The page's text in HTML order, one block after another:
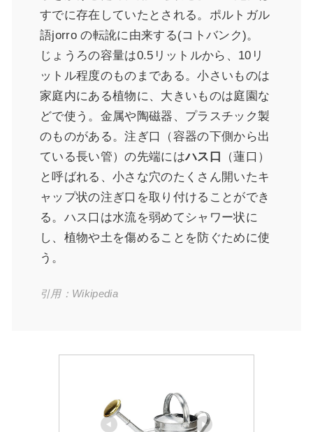
すでに存在していたとされる。ポルトガル
語jorro の転訛に由来する(コトバンク)。
じょうろの容量は0.5リットルから、10リ
ットル程度のものまである。小さいものは
家庭内にある植物に、大きいものは庭園な
どで使う。金属や陶磁器、プラスチック製
のものがある。注ぎ口（容器の下側から出
ている長い管）の先端にはハス口
（蓮口）
と呼ばれる、小さな穴のたくさん開いたキ
ャップ状の注ぎ口を取り付けることができ
る。ハス口は水流を弱めてシャワー状に
し、植物や土を傷めることを防ぐために使
う。
引用：Wikipedia